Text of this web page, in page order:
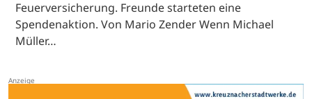
Feuerversicherung. Freunde starteten eine
Spendenaktion. Von Mario Zender Wenn Michael
Müller…